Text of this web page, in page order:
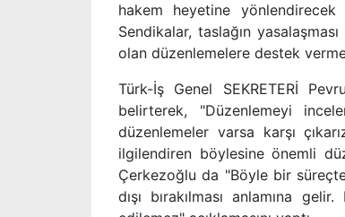
hakem heyetine
Sendikalar, taslağın
olan düzenlemelere destek
Türk-İş Genel SEKRETERİ
belirterek, "Düzenlemeyi
düzenlemeler varsa karşı
ilgilendiren böylesine önemli
Çerkezoğlu da "Böyle bir
dışı bırakılması anlamına